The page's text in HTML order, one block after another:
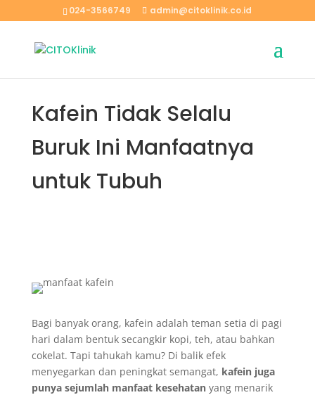
024-3566749 admin@citoklinik.co.id
Kafein Tidak Selalu
Buruk Ini Manfaatnya
untuk Tubuh
Bagi banyak orang, kafein adalah teman setia di pagi
hari dalam bentuk secangkir kopi, teh, atau bahkan
cokelat. Tapi tahukah kamu? Di balik efek
menyegarkan dan peningkat semangat, kafein juga
punya sejumlah manfaat kesehatanyang menarik